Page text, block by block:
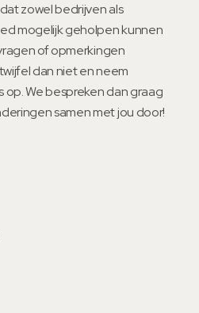
zowel bedrijven als
mogelijk geholpen kunnen
of opmerkingen
dan niet en neem
We bespreken dan graag
samen met jou door!